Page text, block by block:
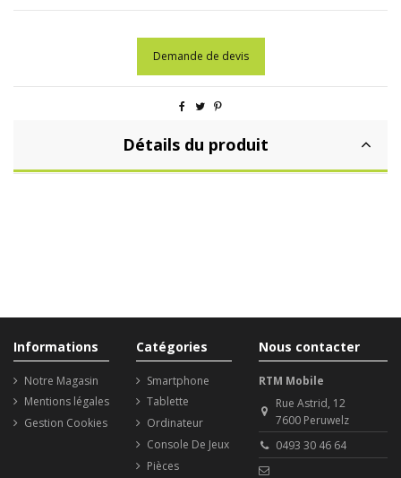
Demande de devis
Détails du produit
Informations
Notre Magasin
Mentions légales
Gestion Cookies
Catégories
Smartphone
Tablette
Ordinateur
Console De Jeux
Pièces
Nous contacter
RTM Mobile
Rue Astrid, 12
7600 Peruwelz
0493 30 46 64